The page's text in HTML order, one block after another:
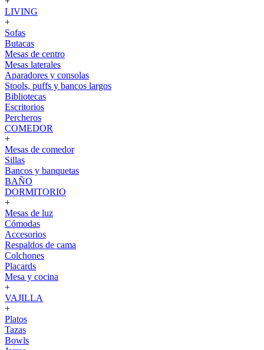
LIVING
+
Sofas
Butacas
Mesas de centro
Mesas laterales
Aparadores y consolas
Stools, puffs y bancos largos
Bibliotecas
Escritorios
Percheros
COMEDOR
+
Mesas de comedor
Sillas
Bancos y banquetas
BAÑO
DORMITORIO
+
Mesas de luz
Cómodas
Accesorios
Respaldos de cama
Colchones
Placards
Mesa y cocina
+
VAJILLA
+
Platos
Tazas
Bowls